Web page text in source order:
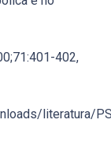
402,
literatura/